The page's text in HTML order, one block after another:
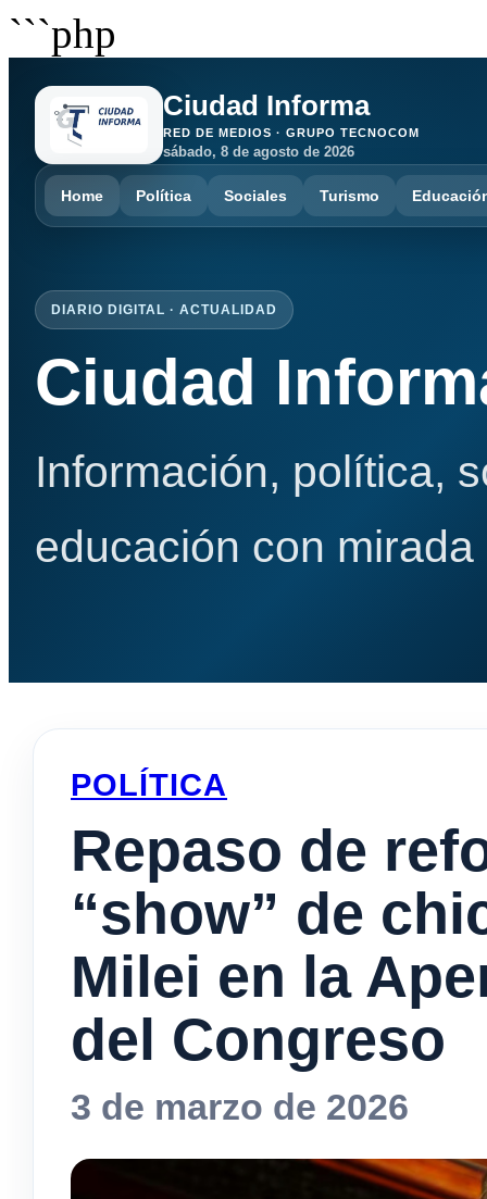
```php
Ciudad Informa
RED DE MEDIOS · GRUPO TECNOCOM
sábado, 8 de agosto de 2026
Home Política Sociales Turismo
DIARIO DIGITAL · ACTUALIDAD
Ciudad
Información, política,
educación con
POLÍTICA
Repaso de
“show” de
Milei en la
del Congreso
3 de marzo de 2026